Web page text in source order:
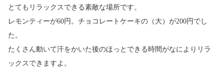
とてもリラックスできる素敵な場所です。
レモンティーが60円。チョコレートケーキの（大）が200円でし
た。
たくさん動いて汗をかいた後のほっとできる時間がなによりリラ
ックスできますよ。